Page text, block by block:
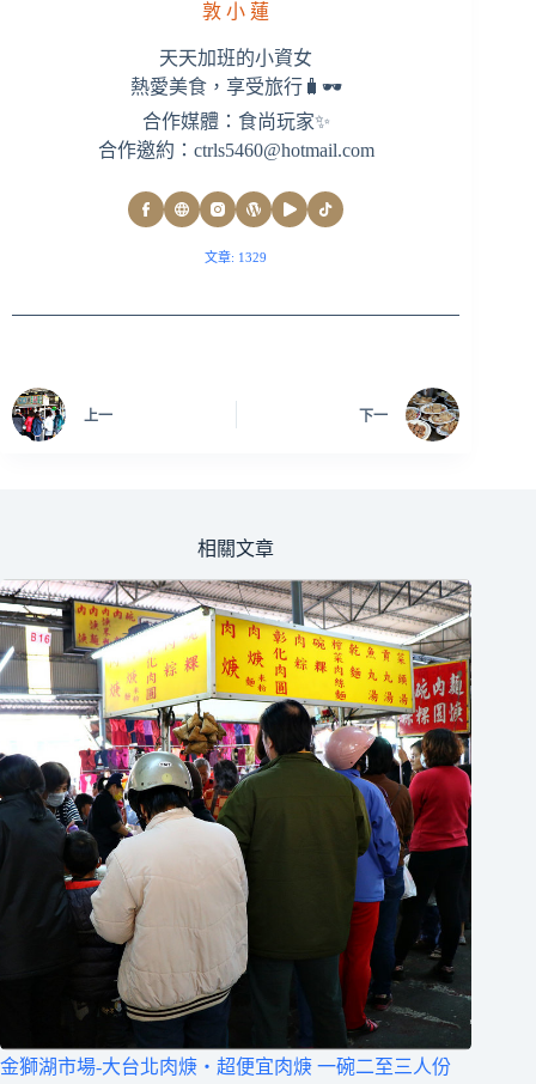
敦 小 蓮
天天加班的小資女
熱愛美食，享受旅行🧳🕶
合作媒體：食尚玩家✨
合作邀約： ctrls5460@hotmail.com
文章: 1329
上一 下一
相關文章
金獅湖市場-大台北肉焿‧超便宜肉焿 一碗二至三人份